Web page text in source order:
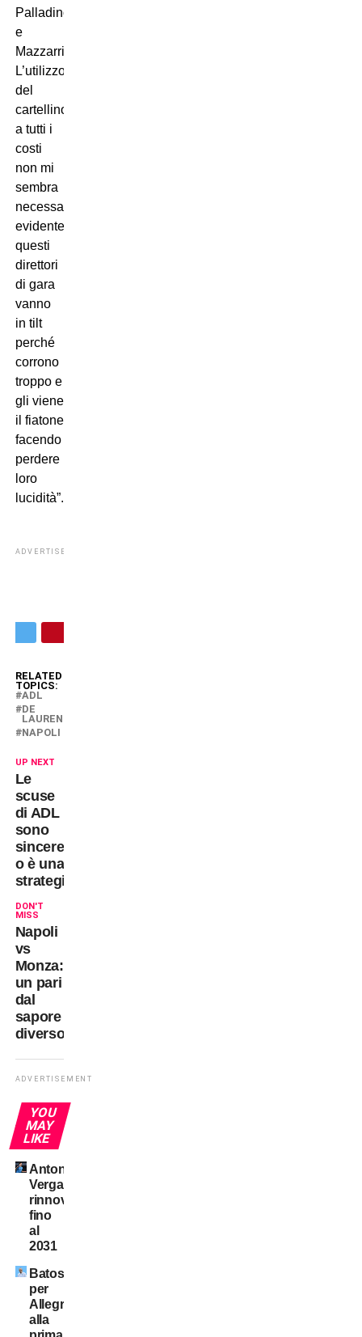
Palladino
e
Mazzarri.
L’utilizzo
del
cartellino
a tutti i
costi
non mi
sembra
necessario,
evidentemente
questi
direttori
di gara
vanno
in tilt
perché
corrono
troppo e
gli viene
il fiatone
facendo
perdere
loro
lucidità”.
ADVERTISEMENT
RELATED
TOPICS:
ADL
DE
LAURENTIIS
NAPOLI
UP NEXT
Le
scuse
di ADL
sono
sincere
o è una
strategia?
DON'T
MISS
Napoli
vs
Monza:
un pari
dal
sapore
diverso
ADVERTISEMENT
YOU
MAY
LIKE
Antonio
Vergara,
rinnovo
fino
al
2031
Batosta
per
Allegri
alla